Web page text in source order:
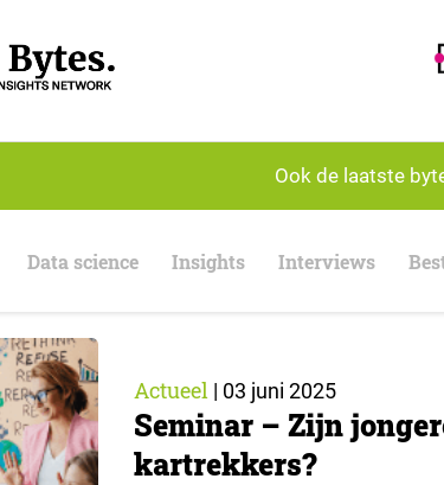
Ook de laatste
Data science Insights Interviews
Actueel | 03 juni 2025
Seminar – Zijn
kartrekkers?